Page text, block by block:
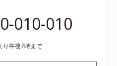
010-010
り午後7時まで